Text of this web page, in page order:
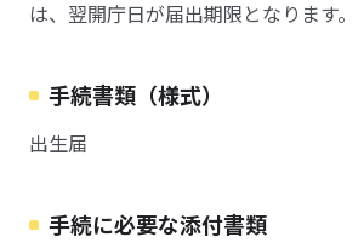
は、翌開庁日が届出期限となります。
手続書類（様式）
出生届
手続に必要な添付書類